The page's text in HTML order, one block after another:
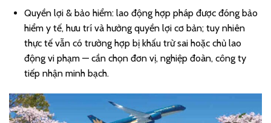
Quyền lợi & bảo hiểm: lao động hợp pháp được đóng bảo
hiểm y tế, hưu trí và hưởng quyền lợi cơ bản; tuy nhiên
thực tế vẫn có trường hợp bị khấu trừ sai hoặc chủ lao
động vi phạm — cần chọn đơn vị, nghiệp đoàn, công ty
tiếp nhận minh bạch.